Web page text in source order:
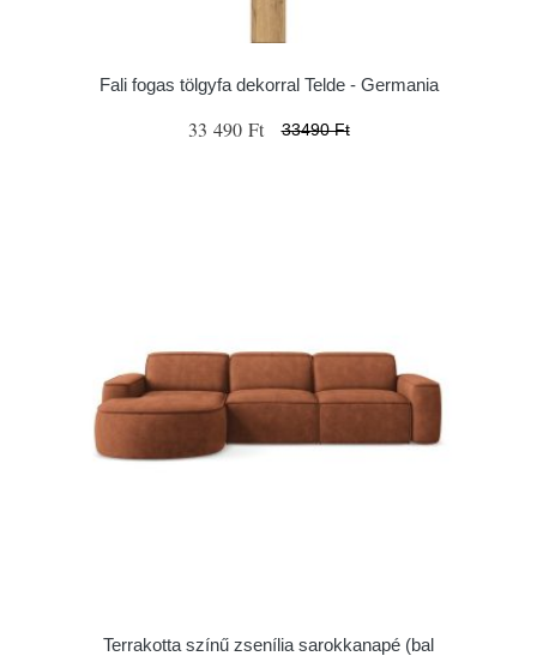
Fali fogas tölgyfa dekorral Telde - Germania
33 490 Ft 33490 Ft
Terrakotta színű zsenília sarokkanapé (bal